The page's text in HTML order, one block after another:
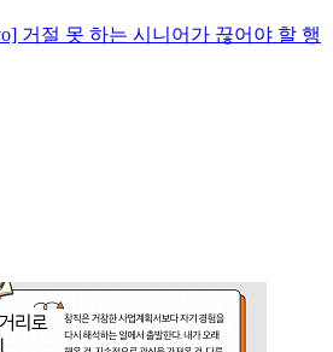
거절 못 하는 시니어가 끊어야 할 행